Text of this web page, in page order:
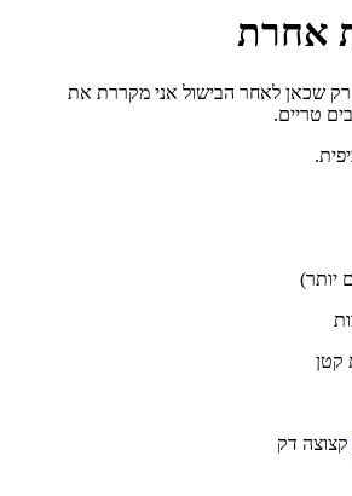
אחרת
שכאן לאחר הבישול אני מקררת את
טריים.
יותר)
קצוצה דק